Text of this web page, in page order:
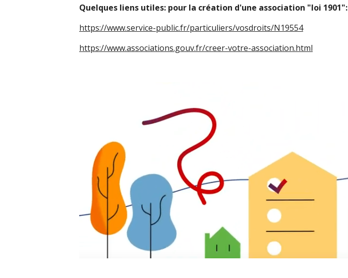
Quelques liens utiles: pour la création d'une association "loi 1901":
https://www.service-public.fr/particuliers/vosdroits/N19554
https://www.associations.gouv.fr/creer-votre-association.html